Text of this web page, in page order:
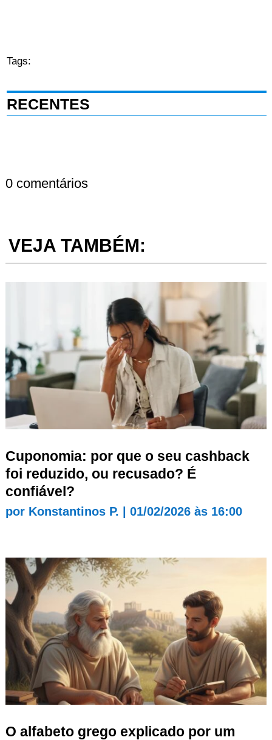
Tags:
RECENTES
0 comentários
VEJA TAMBÉM:
Cuponomia: por que o seu cashback
foi reduzido, ou recusado? É
confiável?
por Konstantinos P. 01/02/2026 às 16:00
O alfabeto grego explicado por um